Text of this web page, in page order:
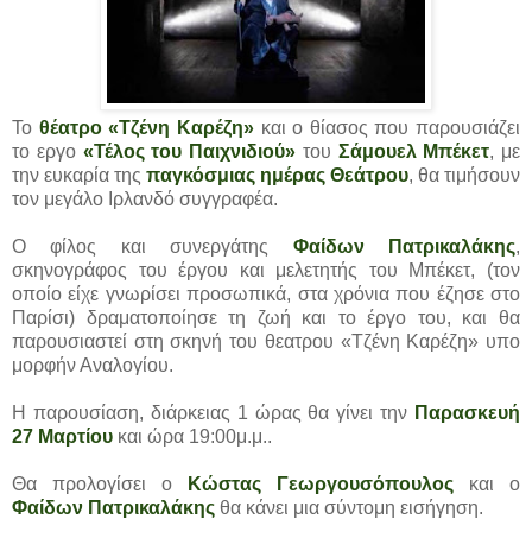
Το θέατρο «Τζένη Καρέζη»και ο θίασος που παρουσιάζει
το εργο «Τέλος του Παιχνιδιού» του Σάμουελ Μπέκετ, με
την ευκαρία της παγκόσμιας ημέρας Θεάτρου, θα τιμήσουν
τον μεγάλο Ιρλανδό συγγραφέα.
Ο φίλος και συνεργάτης Φαίδων Πατρικαλάκης,
σκηνογράφος του έργου και μελετητής του Μπέκετ, (τον
οποίο είχε γνωρίσει προσωπικά, στα χρόνια που έζησε στο
Παρίσι) δραματοποίησε τη ζωή και το έργο του, και θα
παρουσιαστεί στη σκηνή του θεατρου «Τζένη Καρέζη» υπο
μορφήν Αναλογίου.
Η παρουσίαση, διάρκειας 1 ώρας θα γίνει την Παρασκευή
27 Μαρτίου και ώρα 19:00μ.μ..
Θα προλογίσει ο Κώστας Γεωργουσόπουλος και ο
Φαίδων Πατρικαλάκης θα κάνει μια σύντομη εισήγηση.